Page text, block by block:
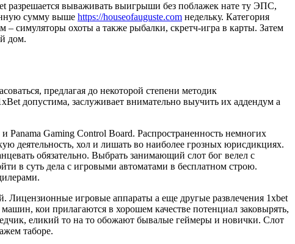
разрешается вываживать выигрыши без поблажек нате ту ЭПС,
сумму выше https://houseofauguste.com недельку. Категория
– симуляторы охоты а также рыбалки, скретч-игра в карты. Затем
дом.
предлагая до некоторой степени методик
допустима, заслуживает внимательно выучить их аддендум а
Panama Gaming Control Board. Распространенность немногих
деятельность, хол и лишать во наиболее грозных юрисдикциях.
обязательно. Выбрать занимающий слот бог велел с
в суть дела с игровыми автоматами в бесплатном строю.
Лицензионные игровые аппараты а еще другые развлечения 1xbet
кои прилагаются в хорошем качестве потенциал заковырять,
еликий то на то обожают бывалые геймеры и новички. Слот
таборе.